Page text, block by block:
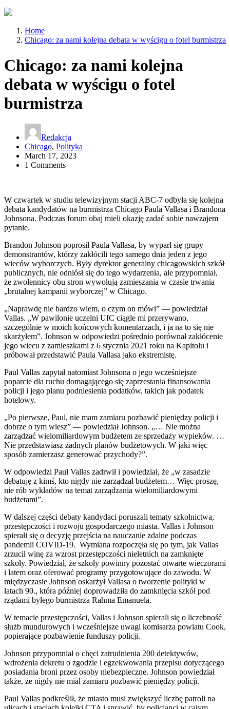
Home
Chicago: za nami kolejna debata w wyścigu o fotel burmistrza
Chicago: za nami kolejna
debata w wyścigu o fotel
burmistrza
Redakcja
Chicago, Polityka
March 17, 2023
1 Comments
W czwartek w studiu telewizyjnym stacji ABC-7 odbyła się kolejna
debata kandydatów na burmistrza Chicago Paula Vallasa i Brandona
Johnsona. Podczas forum obaj mieli okazję zadać sobie nawzajem
pytanie.
Brandon Johnson poprosił Paula Vallasa, by wyparł się grupy
demonstrantów, którzy zakłócili tego samego dnia jeden z jego
wieców wyborczych. Były dyrektor generalny chicagowskich szkół
publicznych, nie odniósł się do tego wydarzenia, ale przypomniał,
że zwolennicy obu stron wywołują zamieszania w czasie trwania
„brutalnej kampanii wyborczej” w Chicago.
„Naprawdę nie bardzo wiem, o czym on mówi” — powiedział
Vallas. „W pawilonie uczelni UIC ciągle mi przerywano,
szczególnie w moich końcowych komentarzach, i ja na to się nie
skarżyłem”. Johnson w odpowiedzi pośrednio porównał zakłócenie
jego wiecu z zamieszkami z 6 stycznia 2021 roku na Kapitolu i
próbował przedstawić Paula Vallasa jako ekstremistę.
Paul Vallas zapytał natomiast Johnsona o jego wcześniejsze
poparcie dla ruchu domagającego się zaprzestania finansowania
policji i jego planu podniesienia podatków, takich jak podatek
hotelowy.
„Po pierwsze, Paul, nie mam zamiaru pozbawić pieniędzy policji i
dobrze o tym wiesz” — powiedział Johnson. „… Nie można
zarządzać wielomiliardowym budżetem ze sprzedaży wypieków. …
Nie przedstawiasz żadnych planów budżetowych. W jaki więc
sposób zamierzasz generować przychody?”.
W odpowiedzi Paul Vallas zadrwił i powiedział, że „w zasadzie
debatuję z kimś, kto nigdy nie zarządzał budżetem… Więc proszę,
nie rób wykładów na temat zarządzania wielomiliardowymi
budżetami”.
W dalszej części debaty kandydaci poruszali tematy szkolnictwa,
przestępczości i rozwoju gospodarczego miasta. Vallas i Johnson
spierali się o decyzję przejścia na nauczanie zdalne podczas
pandemii COVID-19. Wymiana rozpoczęła się po tym, jak Vallas
zrzucił winę za wzrost przestępczości nieletnich na zamknięte
szkoły. Powiedział, że szkoły powinny pozostać otwarte wieczorami
i latem oraz oferować programy przygotowujące do zawodu. W
międzyczasie Johnson oskarżył Vallasa o tworzenie polityki w
latach 90., która później doprowadziła do zamknięcia szkół pod
rządami byłego burmistrza Rahma Emanuela.
W temacie przestępczości, Vallas i Johnson spierali się o liczebność
służb mundurowych i wcześniejsze uwagi komisarza powiatu Cook,
popierające pozbawienie funduszy policji.
Johnson przypomniał o chęci zatrudnienia 200 detektywów,
wdrożenia dekretu o zgodzie i egzekwowania przepisu dotyczącego
posiadania broni przez osoby niebezpieczne. Johnson powiedział
także, że nigdy nie miał zamiaru pozbawić pieniędzy policji.
Paul Vallas podkreślił, że miasto musi zwiększyć liczbę patroli na